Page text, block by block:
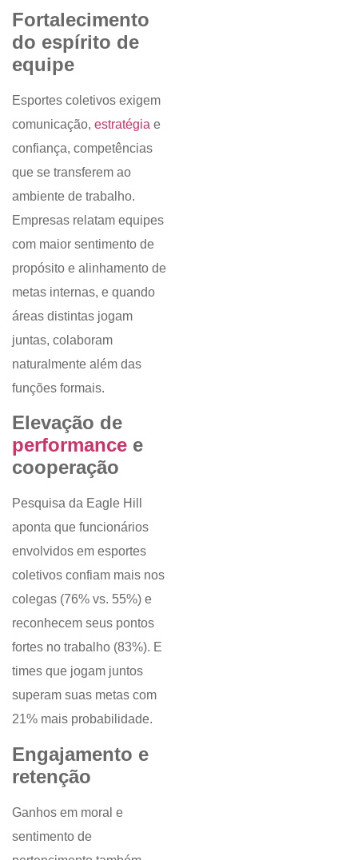
Fortalecimento
do espírito de
equipe
Esportes coletivos exigem
comunicação, estratégia e
confiança, competências
que se transferem ao
ambiente de trabalho.
Empresas relatam equipes
com maior sentimento de
propósito e alinhamento de
metas internas, e quando
áreas distintas jogam
juntas, colaboram
naturalmente além das
funções formais.
Elevação de
performance e
cooperação
Pesquisa da Eagle Hill
aponta que funcionários
envolvidos em esportes
coletivos confiam mais nos
colegas (76% vs. 55%) e
reconhecem seus pontos
fortes no trabalho (83%). E
times que jogam juntos
superam suas metas com
21% mais probabilidade.
Engajamento e
retenção
Ganhos em moral e
sentimento de